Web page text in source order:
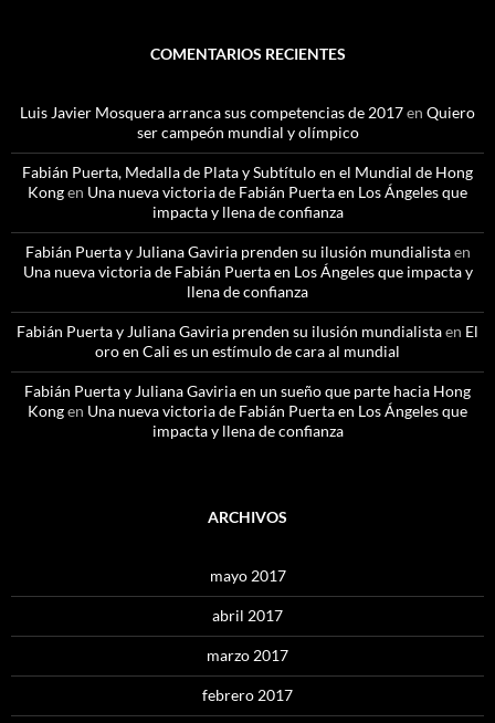
COMENTARIOS RECIENTES
Luis Javier Mosquera arranca sus competencias de 2017en Quiero
ser campeón mundial y olímpico
Fabián Puerta, Medalla de Plata y Subtítulo en el Mundial de Hong
Kongen Una nueva victoria de Fabián Puerta en Los Ángeles que
impacta y llena de confianza
Fabián Puerta y Juliana Gaviria prenden su ilusión mundialistaen
Una nueva victoria de Fabián Puerta en Los Ángeles que impacta y
llena de confianza
Fabián Puerta y Juliana Gaviria prenden su ilusión mundialistaen El
oro en Cali es un estímulo de cara al mundial
Fabián Puerta y Juliana Gaviria en un sueño que parte hacia Hong
Kongen Una nueva victoria de Fabián Puerta en Los Ángeles que
impacta y llena de confianza
ARCHIVOS
mayo 2017
abril 2017
marzo 2017
febrero 2017